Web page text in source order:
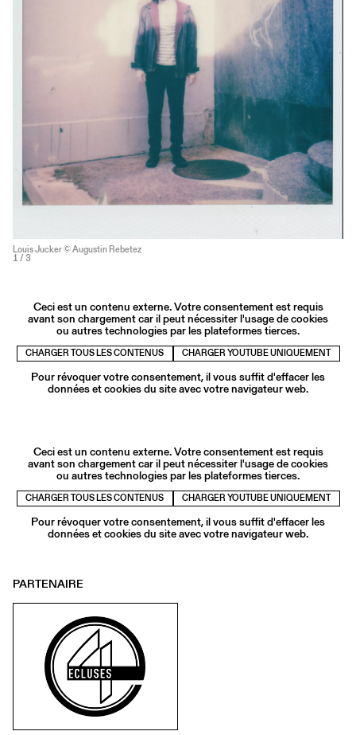
Louis Jucker © Augustin Rebetez
1 / 3
Ceci est un contenu externe. Votre consentement est requis
avant son chargement car il peut nécessiter l'usage de cookies
ou autres technologies par les plateformes tierces.
CHARGER TOUS LES CONTENUS CHARGER YOUTUBE UNIQUEMENT
Pour révoquer votre consentement, il vous suffit d'effacer les
données et cookies du site avec votre navigateur web.
Ceci est un contenu externe. Votre consentement est requis
avant son chargement car il peut nécessiter l'usage de cookies
ou autres technologies par les plateformes tierces.
CHARGER TOUS LES CONTENUS CHARGER YOUTUBE UNIQUEMENT
Pour révoquer votre consentement, il vous suffit d'effacer les
données et cookies du site avec votre navigateur web.
PARTENAIRE